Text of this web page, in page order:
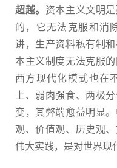
超越。 资本主义文明
的，它无法克服和消
讲，生产资料私有制
本主义制度无法克服
西方现代化模式也在
上、弱肉强食、两极
变，其弊端愈益明显
观、价值观、历史观
伟大实践，是对世界现